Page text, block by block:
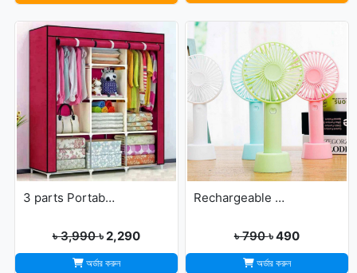
3 parts Portable Wardrobe cloth storage
৳ 3,990৳ 2,290
অর্ডার করুন
Rechargeable Ultra Lightweight Handheld 3-Speed Mini USB Fan
৳ 790৳ 490
অর্ডার করুন